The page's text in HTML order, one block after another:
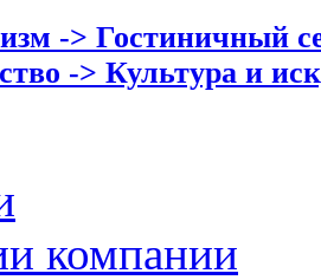
-> Гостиничный
-> Культура и
компании